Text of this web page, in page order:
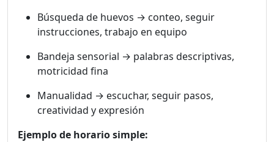
Búsqueda de huevos → conteo, seguir
instrucciones, trabajo en equipo
Bandeja sensorial → palabras descriptivas,
motricidad fina
Manualidad → escuchar, seguir pasos,
creatividad y expresión
Ejemplo de horario simple: